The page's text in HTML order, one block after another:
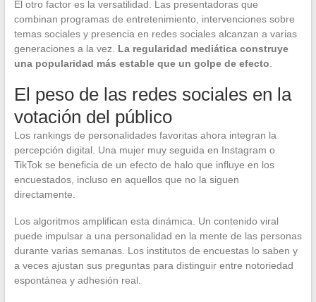
El otro factor es la versatilidad. Las presentadoras que
combinan programas de entretenimiento, intervenciones sobre
temas sociales y presencia en redes sociales alcanzan a varias
generaciones a la vez. La regularidad mediática construye
una popularidad más estable que un golpe de efecto.
El peso de las redes sociales en la
votación del público
Los rankings de personalidades favoritas ahora integran la
percepción digital. Una mujer muy seguida en Instagram o
TikTok se beneficia de un efecto de halo que influye en los
encuestados, incluso en aquellos que no la siguen
directamente.
Los algoritmos amplifican esta dinámica. Un contenido viral
puede impulsar a una personalidad en la mente de las personas
durante varias semanas. Los institutos de encuestas lo saben y
a veces ajustan sus preguntas para distinguir entre notoriedad
espontánea y adhesión real.